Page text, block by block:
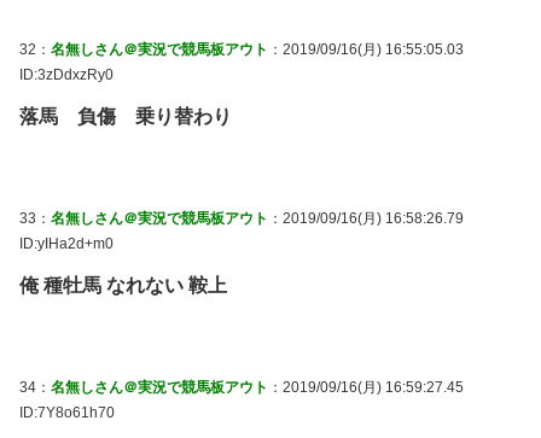
32： 名無しさん＠実況で競馬板アウト ：2019/09/16(月) 16:55:05.03
ID:3zDdxzRy0
落馬 負傷 乗り替わり
33： 名無しさん＠実況で競馬板アウト ：2019/09/16(月) 16:58:26.79
ID:yIHa2d+m0
俺 種牡馬 なれない 鞍上
34： 名無しさん＠実況で競馬板アウト ：2019/09/16(月) 16:59:27.45
ID:7Y8o61h70